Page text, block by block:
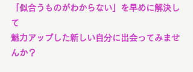
「似合うものがわからない」を早めに解決し
て
魅力アップした新しい自分に出会ってみませ
んか？